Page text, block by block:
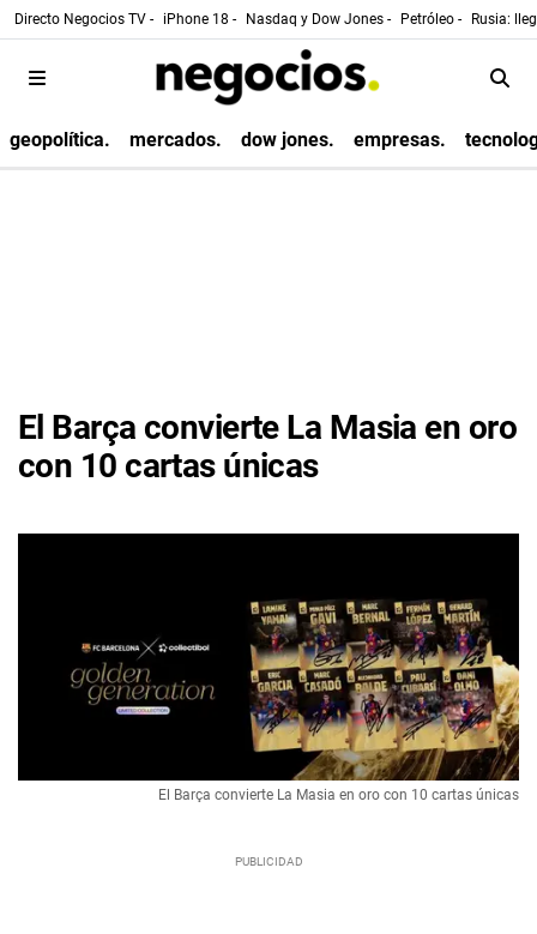
Directo Negocios TV - iPhone 18 - Nasdaq y Dow Jones - Petróleo - Rusia:
geopolítica. mercados. dow jones. empresas.
El Barça convierte La Masia en oro
con 10 cartas únicas
El Barça convierte La Masia en oro con 10 cartas únicas